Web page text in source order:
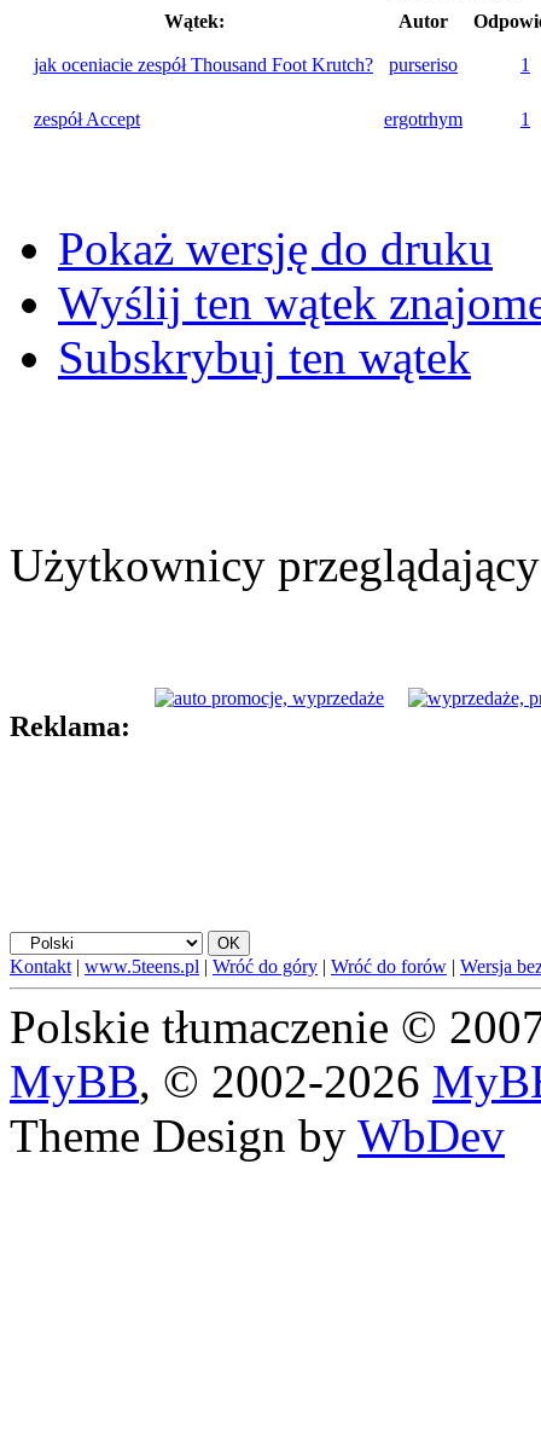
Wątek:
Autor
jak oceniacie zespół Thousand Foot Krutch? purseriso 1
zespół Accept ergotrhym 1
Pokaż wersję do druku
Wyślij ten wątek
Subskrybuj ten wątek
Użytkownicy
Reklama:
Kontakt | www.5teens.pl | Wróć do góry | Wróć do forów | Wersja
Polskie tłumaczenie ©
MyBB, © 2002-2026
Theme Design by WbDev